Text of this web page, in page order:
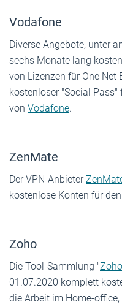
Vodafone
Diverse Angebote, unter
sechs Monate lang
von Lizenzen für One Net
kostenloser "Social
von Vodafone.
ZenMate
Der VPN-Anbieter
kostenlose Konten für
Zoho
Die Tool-Sammlung "
01.07.2020 komplett
die Arbeit im Home-